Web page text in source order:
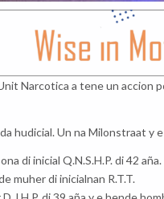
Narcotica a tene un accion
hudicial. Un na Milonstraat y
di inicial Q.N.S.H.P. di 42 aña.
muher di inicialnan R.T.T.